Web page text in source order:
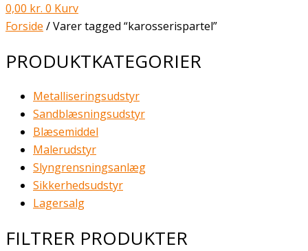
0,00 kr. 0 Kurv
Forside / Varer tagged “karosserispartel”
PRODUKTKATEGORIER
Metalliseringsudstyr
Sandblæsningsudstyr
Blæsemiddel
Malerudstyr
Slyngrensningsanlæg
Sikkerhedsudstyr
Lagersalg
FILTRER PRODUKTER